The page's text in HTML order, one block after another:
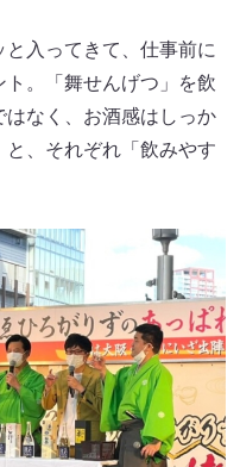
と入ってきて、仕事前に
。「舞せんげつ」を飲
はなく、お酒感はしっか
、それぞれ「飲みやす